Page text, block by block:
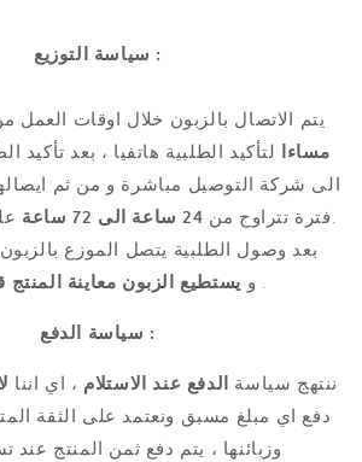
سياسة التوزيع :
يتم الاتصال بالزبون خلال اوقات العمل
مساءا لتأكيد الطلبية هاتفيا ، بعد تأكيد
الى شركة التوصيل مباشرة و من ثم
فترة تتراوح من 24 ساعة الى 72 ساعة
على حسب كل ولاية.
بعد وصول الطلبية يتصل الموزع بالزبون
و يستطيع الزبون معاينة المنتج .
سياسة الدفع :
ننتهج سياسة الدفع عند الاستلام ، اي اننا
دفع اي مبلغ مسبق ونعتمد على الثقة
وزبائنها ، يتم دفع ثمن المنتج عند